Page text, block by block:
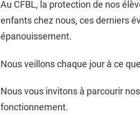
Au CFBL, la protection de nos
enfants chez nous, ces derniers
épanouissement.
Nous veillons chaque jour à ce
Nous vous invitons à parcourir nos
fonctionnement.